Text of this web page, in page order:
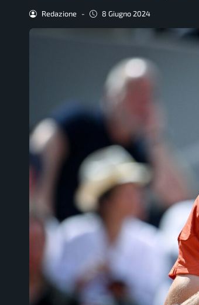
Redazione - 8 Giugno 2024